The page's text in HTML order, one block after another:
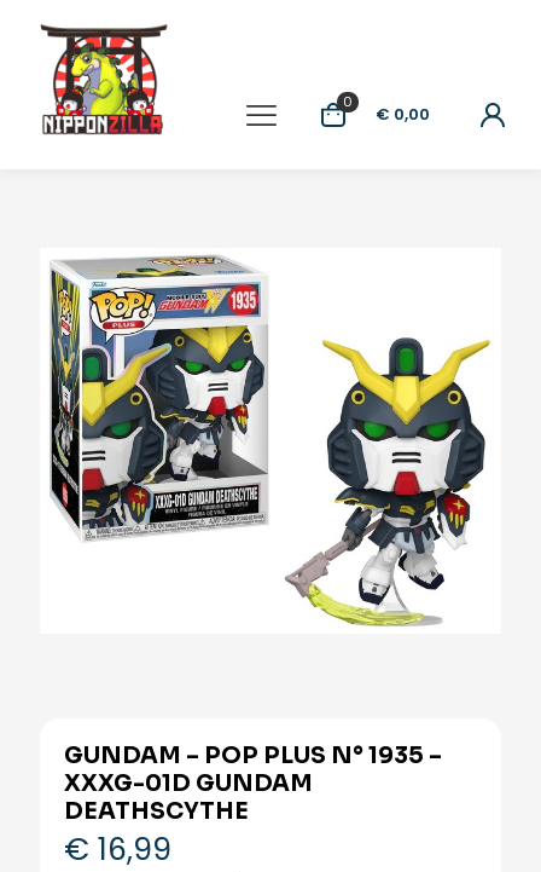
0
€ 0,00
GUNDAM – POP PLUS N° 1935 –
XXXG-01D GUNDAM
DEATHSCYTHE
€ 16,99